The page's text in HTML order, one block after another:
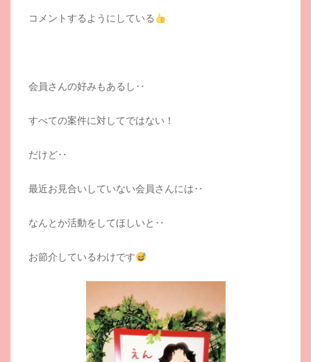
コメントするようにしている
会員さんの好みもあるし‥
すべての案件に対してではない！
だけど‥
最近お見合いしていない会員さんには‥
なんとか活動をしてほしいと‥
お節介しているわけです